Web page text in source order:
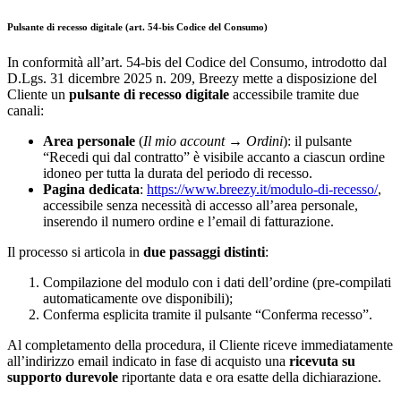
Pulsante di recesso digitale (art. 54-bis Codice del Consumo)
In conformità all’art. 54-bis del Codice del Consumo, introdotto dal
D.Lgs. 31 dicembre 2025 n. 209, Breezy mette a disposizione del
Cliente un pulsante di recesso digitale accessibile tramite due
canali:
Area personale (Il mio account → Ordini): il pulsante
“Recedi qui dal contratto” è visibile accanto a ciascun ordine
idoneo per tutta la durata del periodo di recesso.
Pagina dedicata: https://www.breezy.it/modulo-di-recesso/,
accessibile senza necessità di accesso all’area personale,
inserendo il numero ordine e l’email di fatturazione.
Il processo si articola in due passaggi distinti:
Compilazione del modulo con i dati dell’ordine (pre-compilati
automaticamente ove disponibili);
Conferma esplicita tramite il pulsante “Conferma recesso”.
Al completamento della procedura, il Cliente riceve immediatamente
all’indirizzo email indicato in fase di acquisto una ricevuta su
supporto durevole riportante data e ora esatte della dichiarazione.